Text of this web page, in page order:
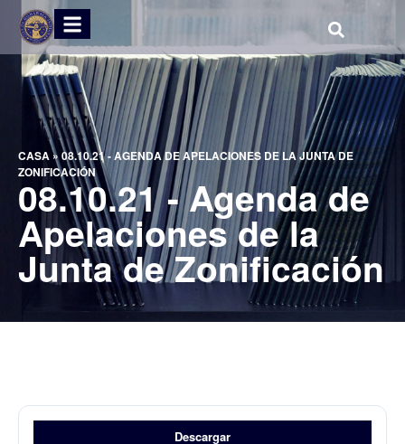
CASA»08.10.21 - AGENDA DE APELACIONES DE LA JUNTA DE
ZONIFICACIÓN
08.10.21 - Agenda de
Apelaciones de la
Junta de Zonificación
Descargar